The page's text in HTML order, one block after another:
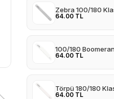
Zebra 100/180
64.00 TL
100/180
64.00 TL
Törpü 180/180
64.00 TL